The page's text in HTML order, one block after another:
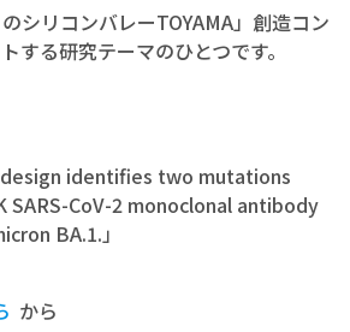
シリコンバレーTOYAMA」創造コン
する研究テーマのひとつです。
design identifies two mutations
CoV-2 monoclonal antibody
BA.1.」
から